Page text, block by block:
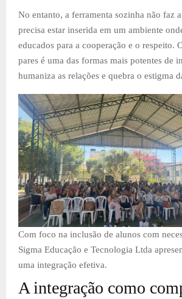
No entanto, a ferramenta sozinha não faz
precisa estar inserida em um ambiente
educados para a cooperação e o respeito.
pares é uma das formas mais potentes de
humaniza as relações e quebra o estigma
Com foco na inclusão de alunos com
Sigma Educação e Tecnologia Ltda
uma integração efetiva.
A integração como